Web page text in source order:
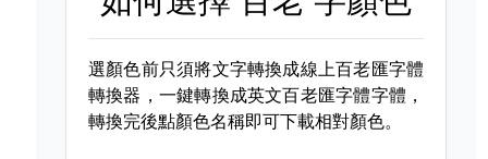
選顏色前只須將文字轉換成線上百老匯字體
轉換器，一鍵轉換成英文百老匯字體字體，
轉換完後點顏色名稱即可下載相對顏色。